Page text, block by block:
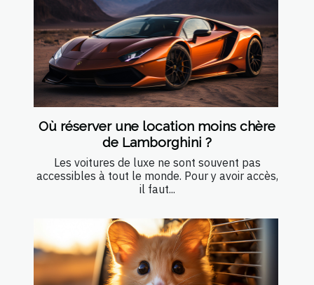
Où réserver une location moins chère
de Lamborghini ?
Les voitures de luxe ne sont souvent pas
accessibles à tout le monde. Pour y avoir accès,
il faut...